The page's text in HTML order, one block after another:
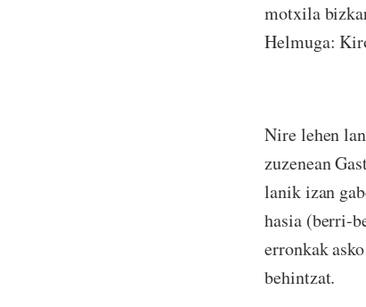
motxila
Helmuga:
Nire lehen
zuzenean
lanik izan
hasia (berri-
erronkak
behintzat.